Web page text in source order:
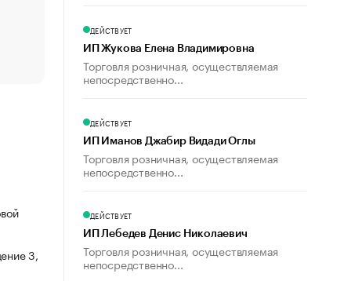
Что обвинения против Павла Дурова значат для
пользователей
3,
ДЕЙСТВУЕТ
ИП Жукова Елена Владимировна
Торговля розничная, осуществляемая
непосредственно...
ДЕЙСТВУЕТ
ИП Иманов Джабир Видади Оглы
Торговля розничная, осуществляемая
непосредственно...
ДЕЙСТВУЕТ
ИП Лебедев Денис Николаевич
Торговля розничная, осуществляемая
непосредственно...